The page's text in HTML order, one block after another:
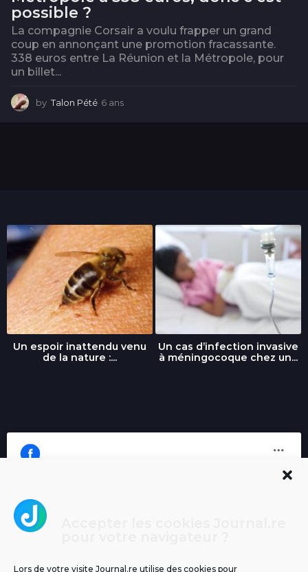
Lors de votre visite Journal.re utilise des cookies pour
possible ?
La compagnie Corsair a voulu frapper un grand
coup en annonçant une promotion fracassante.
338 euros entre La Réunion et la Métropole, pour
un billet...
by Talon Pété 6 ans
Un espoir inattendu venu
de la nature :...
Un cas d’infection invasive
à méningocoque chez un...